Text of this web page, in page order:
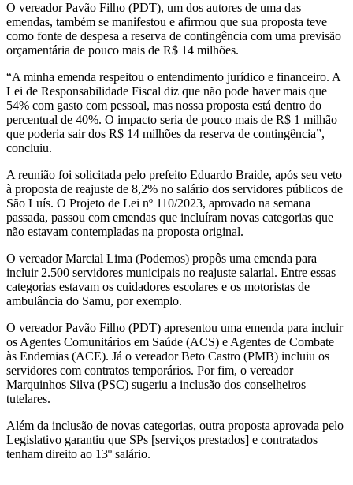
O vereador Pavão Filho (PDT), um dos autores de uma das
emendas, também se manifestou e afirmou que sua proposta teve
como fonte de despesa a reserva de contingência com uma previsão
orçamentária de pouco mais de R$ 14 milhões.
“A minha emenda respeitou o entendimento jurídico e financeiro. A
Lei de Responsabilidade Fiscal diz que não pode haver mais que
54% com gasto com pessoal, mas nossa proposta está dentro do
percentual de 40%. O impacto seria de pouco mais de R$ 1 milhão
que poderia sair dos R$ 14 milhões da reserva de contingência”,
concluiu.
A reunião foi solicitada pelo prefeito Eduardo Braide, após seu veto
à proposta de reajuste de 8,2% no salário dos servidores públicos de
São Luís. O Projeto de Lei nº 110/2023, aprovado na semana
passada, passou com emendas que incluíram novas categorias que
não estavam contempladas na proposta original.
O vereador Marcial Lima (Podemos) propôs uma emenda para
incluir 2.500 servidores municipais no reajuste salarial. Entre essas
categorias estavam os cuidadores escolares e os motoristas de
ambulância do Samu, por exemplo.
O vereador Pavão Filho (PDT) apresentou uma emenda para incluir
os Agentes Comunitários em Saúde (ACS) e Agentes de Combate
às Endemias (ACE). Já o vereador Beto Castro (PMB) incluiu os
servidores com contratos temporários. Por fim, o vereador
Marquinhos Silva (PSC) sugeriu a inclusão dos conselheiros
tutelares.
Além da inclusão de novas categorias, outra proposta aprovada pelo
Legislativo garantiu que SPs [serviços prestados] e contratados
tenham direito ao 13º salário.